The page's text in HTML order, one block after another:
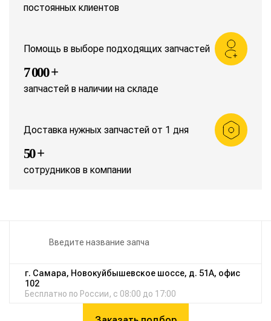
постоянных клиентов
Помощь в выборе подходящих запчастей
7 000 +
запчастей в наличии на складе
Доставка нужных запчастей от 1 дня
50 +
сотрудников в компании
г. Самара, Новокуйбышевское шоссе, д. 51А, офис
102
Бесплатно по России, с 08:00 до 17:00